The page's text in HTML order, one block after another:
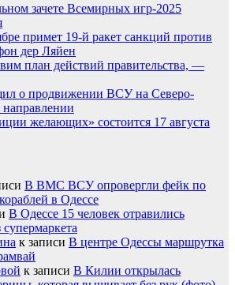
зачете Всемирных игр-2025
примет 19-й ракет санкций против
дер Ляйен
план действий правительства, —
о продвижении ВСУ на Северо-
желающих» состоится 17 августа
В ВМС ВСУ опровергли фейк по
в Одессе
В Одессе 15 человек отравились
к записи В центре Одессы маршрутка
к записи В Килии открылась